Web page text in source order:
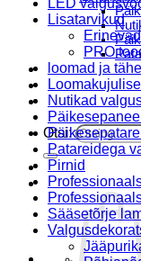
Blogi
Otsi:
LED
Lisatarvikud
PRO
loomad ja
Nutikad
Patareidega
Pirnid
Sääsetõrje